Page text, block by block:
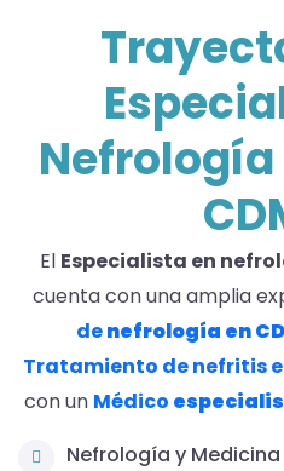
Nefrología
El Especialista en
cuenta con una amplia
denefrología en
Tratamiento de nefritis
con un Médico
Nefrología y